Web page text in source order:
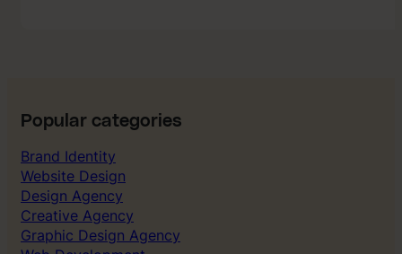
Popular categories
Brand Identity
Website Design
Design Agency
Creative Agency
Graphic Design Agency